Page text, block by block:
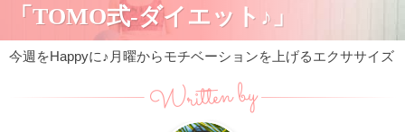
「TOMO式-ダイエット♪」
今週をHappyに♪月曜からモチベーションを上げるエクササイズ
Written by